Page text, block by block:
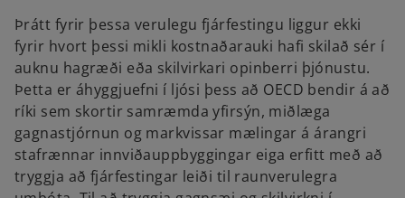
Þrátt fyrir þessa verulegu fjárfestingu liggur ekki
fyrir hvort þessi mikli kostnaðarauki hafi skilað sér í
auknu hagræði eða skilvirkari opinberri þjónustu.
Þetta er áhyggjuefni í ljósi þess að OECD bendir á að
ríki sem skortir samræmda yfirsýn, miðlæga
gagnastjórnun og markvissar mælingar á árangri
stafrænnar innviðauppbyggingar eiga erfitt með að
tryggja að fjárfestingar leiði til raunverulegra